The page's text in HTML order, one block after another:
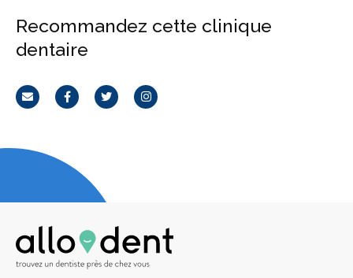
Recommandez cette clinique
dentaire
CourrielFacebookTwitterInstagram